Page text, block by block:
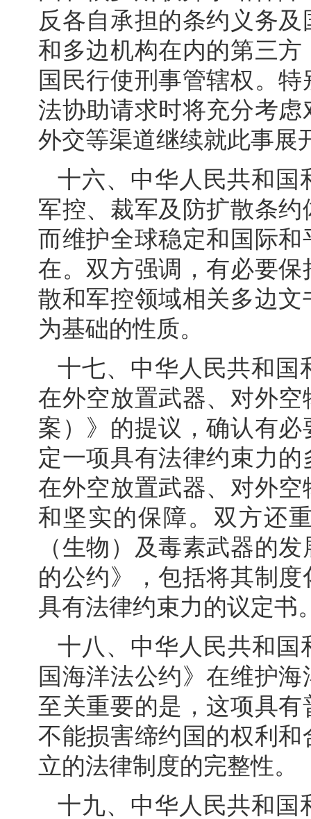
反各自承担的条约义务
和多边机构在内的第三
国民行使刑事管辖权。
法协助请求时将充分考
外交等渠道继续就此事展
十六、中华人民共和国
军控、裁军及防扩散条
而维护全球稳定和国际
在。双方强调，有必要
散和军控领域相关多边
为基础的性质。
十七、中华人民共和国
在外空放置武器、对外
案）》的提议，确认有
定一项具有法律约束力
在外空放置武器、对外
和坚实的保障。双方还
（生物）及毒素武器的
的公约》，包括将其制
具有法律约束力的议定书
十八、中华人民共和国
国海洋法公约》在维护
至关重要的是，这项具
不能损害缔约国的权利
立的法律制度的完整性。
十九、中华人民共和国